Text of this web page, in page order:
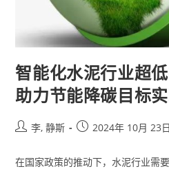
智能化水泥行业超低
助力节能降碳目标
李, 静斯 2024年 10月 23日
在国家政策的推动下，水泥行业需